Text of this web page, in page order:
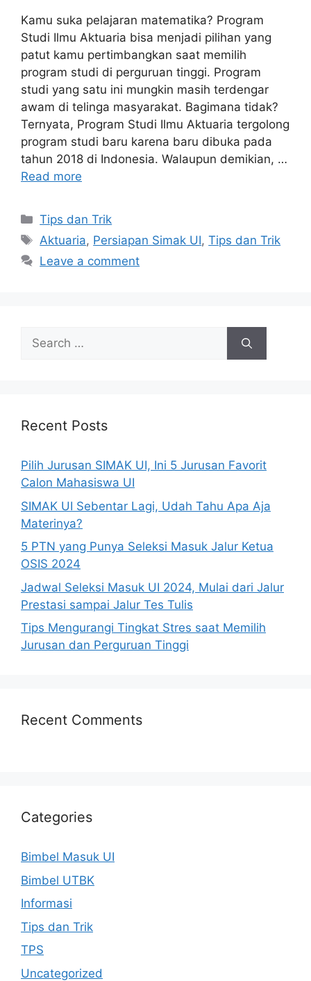
Kamu suka pelajaran matematika? Program
Studi Ilmu Aktuaria bisa menjadi pilihan yang
patut kamu pertimbangkan saat memilih
program studi di perguruan tinggi. Program
studi yang satu ini mungkin masih terdengar
awam di telinga masyarakat. Bagimana tidak?
Ternyata, Program Studi Ilmu Aktuaria tergolong
program studi baru karena baru dibuka pada
tahun 2018 di Indonesia. Walaupun demikian, …
Read more
Tips dan Trik
Aktuaria, Persiapan Simak UI,Tips dan Trik
Leave a comment
Recent Posts
Pilih Jurusan SIMAK UI, Ini 5 Jurusan Favorit
Calon Mahasiswa UI
SIMAK UI Sebentar Lagi, Udah Tahu Apa Aja
Materinya?
5 PTN yang Punya Seleksi Masuk Jalur Ketua
OSIS 2024
Jadwal Seleksi Masuk UI 2024, Mulai dari Jalur
Prestasi sampai Jalur Tes Tulis
Tips Mengurangi Tingkat Stres saat Memilih
Jurusan dan Perguruan Tinggi
Recent Comments
Categories
Bimbel Masuk UI
Bimbel UTBK
Informasi
Tips dan Trik
TPS
Uncategorized